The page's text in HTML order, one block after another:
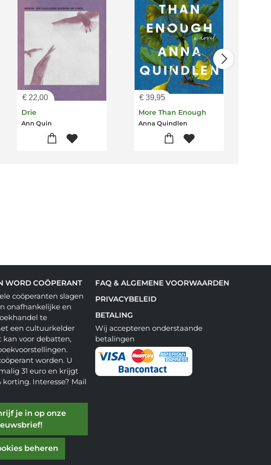
€22,00
Drie
Ann Quin
€ 39,95
More Than Enough
Anna Quindlen
WORD COÖPERANT
coöperanten slagen
onafhankelijke en
te
een cultuurkelder
kan voor debatten,
worden. U
31 euro en krijgt
korting. Interesse? Mail
je in op onze
beheren
FAQ & ALGEMENE VOORWAARDEN
PRIVACYBELEID
BETALING
Wij accepteren onderstaande
betalingen